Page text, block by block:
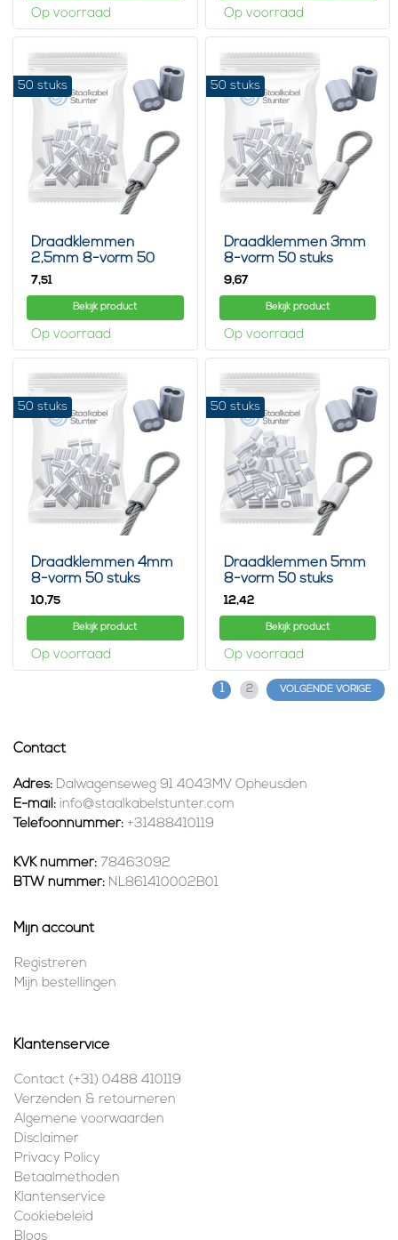
Op voorraad Op voorraad
Draadklemmen
2,5mm 8-vorm 50
stuks
7,51
Bekijk product
Op voorraad
50 stuks
Draadklemmen 3mm
8-vorm 50 stuks
9,67
Bekijk product
Op voorraad
50 stuks
Draadklemmen 4mm
8-vorm 50 stuks
10,75
Bekijk product
Op voorraad
50 stuks
Draadklemmen 5mm
8-vorm 50 stuks
12,42
Bekijk product
Op voorraad
50 stuks
1 2 VOLGENDE VORIGE
Contact
Adres: Dalwagenseweg 91 4043MV Opheusden
E-mail: info@staalkabelstunter.com
Telefoonnummer: +31488410119
KVK nummer: 78463092
BTW nummer: NL861410002B01
Mijn account
Registreren
Mijn bestellingen
Klantenservice
Contact (+31) 0488 410119
Verzenden & retourneren
Algemene voorwaarden
Disclaimer
Privacy Policy
Betaalmethoden
Klantenservice
Cookiebeleid
Blogs